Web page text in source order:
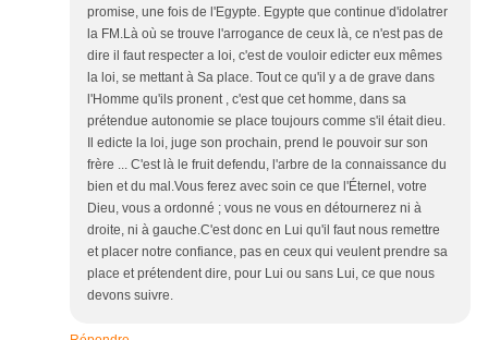
promise, une fois de l'Egypte. Egypte que continue d'idolatrer
la FM.Là où se trouve l'arrogance de ceux là, ce n'est pas de
dire il faut respecter a loi, c'est de vouloir edicter eux mêmes
la loi, se mettant à Sa place. Tout ce qu'il y a de grave dans
l'Homme qu'ils pronent , c'est que cet homme, dans sa
prétendue autonomie se place toujours comme s'il était dieu.
Il edicte la loi, juge son prochain, prend le pouvoir sur son
frère ... C'est là le fruit defendu, l'arbre de la connaissance du
bien et du mal.Vous ferez avec soin ce que l'Éternel, votre
Dieu, vous a ordonné ; vous ne vous en détournerez ni à
droite, ni à gauche.C'est donc en Lui qu'il faut nous remettre
et placer notre confiance, pas en ceux qui veulent prendre sa
place et prétendent dire, pour Lui ou sans Lui, ce que nous
devons suivre.